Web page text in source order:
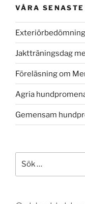
VÅRA
Jaktträningsdag
Föreläsning om
Agria
Gemensam
efter: